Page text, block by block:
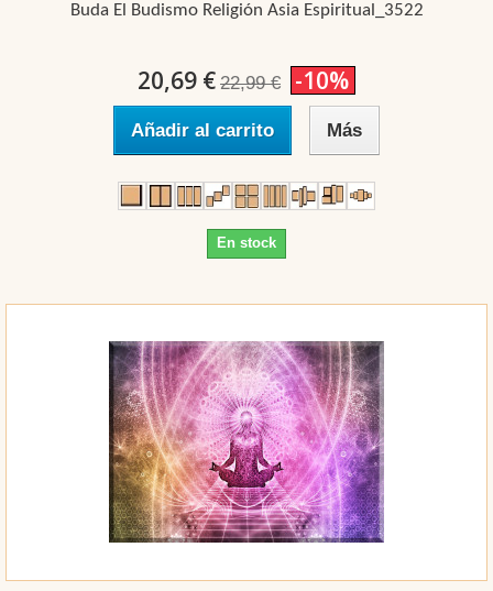
Buda El Budismo Religión Asia Espiritual_3522
20,69 € 22,99 € -10%
Añadir al carrito Más
En stock